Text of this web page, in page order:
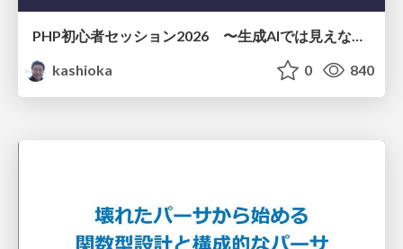
kashioka
0 840